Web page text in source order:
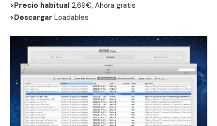
>Precio habitual 2,69€, Ahora gratis
>Descargar Loadables